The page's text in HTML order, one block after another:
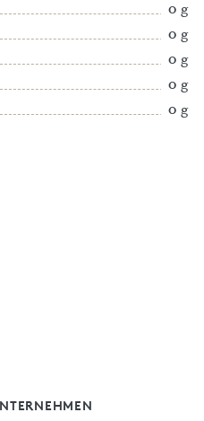
0 g
0 g
0 g
0 g
0 g